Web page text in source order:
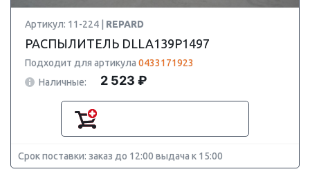
Артикул: 11-224 | REPARD
РАСПЫЛИТЕЛЬ DLLA139P1497
Подходит для артикула 0433171923
Наличные:
2 523 ₽
Срок поставки: заказ до 12:00 выдача к 15:00